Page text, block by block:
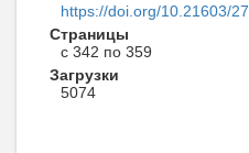
https://doi.org/10.21603/
Страницы
с 342 по 359
Загрузки
5074